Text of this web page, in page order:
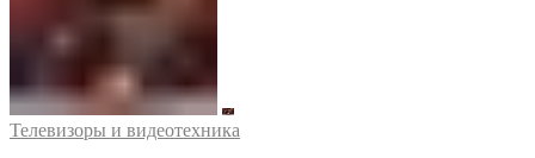
Телевизоры и видеотехника